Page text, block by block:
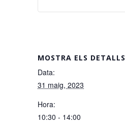
MOSTRA ELS DETALLS
Data:
31 maig, 2023
Hora:
10:30 - 14:00